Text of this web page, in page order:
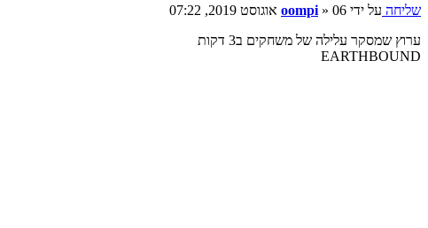
שליחה על ידי oompi » 06 אוגוסט 2019, 07:22
ערוץ שמסקר עלילה של משחקים ב3 דקות
EARTHBOUND